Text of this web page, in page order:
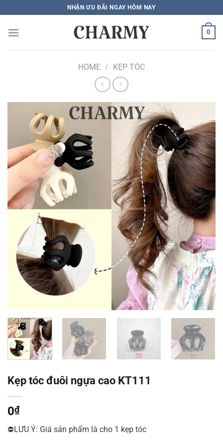
qua
nội
NHẬN ƯU ĐÃI NGAY HÔM NAY
0
HOME / KẸP TÓC
Kẹp tóc đuôi ngựa cao KT111
0₫
⛔LƯU Ý: Giá sản phẩm là cho 1 kẹp tóc